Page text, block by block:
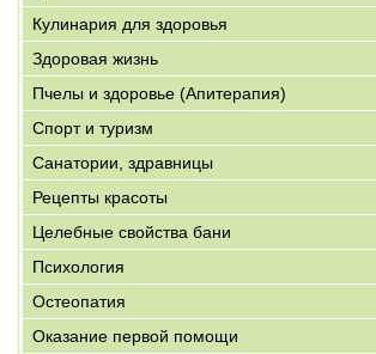
Кулинария для здоровья
Здоровая жизнь
Пчелы и здоровье (Апитерапия)
Спорт и туризм
Санатории, здравницы
Рецепты красоты
Целебные свойства бани
Психология
Остеопатия
Оказание первой помощи